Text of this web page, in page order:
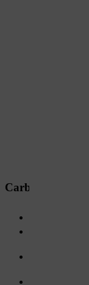
Carbide saw
For the
Stays sharp
Prestazioni di